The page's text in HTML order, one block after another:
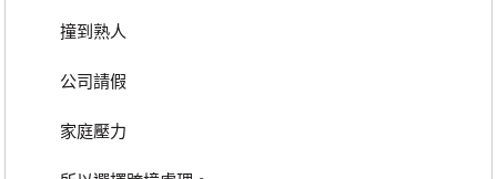
撞到熟人
公司請假
家庭壓力